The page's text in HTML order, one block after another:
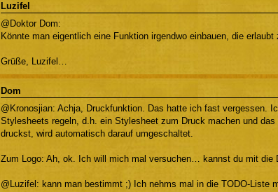
Luzifel
@Doktor Dom:
Könnte man eigentlich eine Funktion irgendwo einbauen, die
Grüße, Luzifel…
Dom
@Kronosjian: Achja, Druckfunktion. Das hatte ich fast vergessen.
Stylesheets regeln, d.h. ein Stylesheet zum Druck machen und das
druckst, wird automatisch darauf umgeschaltet.
Zum Logo: Ah, ok. Ich will mich mal versuchen… kannst du mit die
@Luzifel: kann man bestimmt ;) Ich nehms mal in die TODO-Liste